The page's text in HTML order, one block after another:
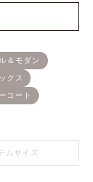
ムサイズ